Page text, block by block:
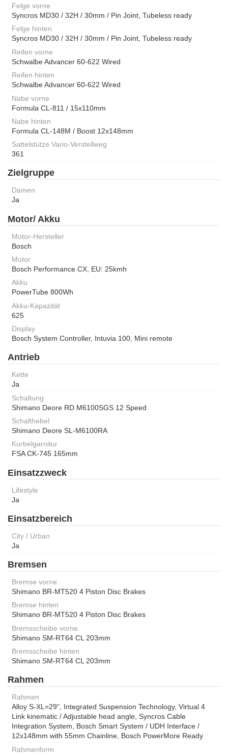
Felge vorne
Syncros MD30 / 32H / 30mm / Pin Joint, Tubeless ready
Felge hinten
Syncros MD30 / 32H / 30mm / Pin Joint, Tubeless ready
Reifen vorne
Schwalbe Advancer 60-622 Wired
Reifen hinten
Schwalbe Advancer 60-622 Wired
Nabe vorne
Formula CL-811 / 15x110mm
Nabe hinten
Formula CL-148M / Boost 12x148mm
Sattelstütze Vario-Verstellweg
361
Zielgruppe
Damen
Ja
Motor/ Akku
Motor-Hersteller
Bosch
Motor
Bosch Performance CX, EU: 25kmh
Akku
PowerTube 800Wh
Akku-Kapazität
625
Display
Bosch System Controller, Intuvia 100, Mini remote
Antrieb
Kette
Ja
Schaltung
Shimano Deore RD M6100SGS 12 Speed
Schalthebel
Shimano Deore SL-M6100RA
Kurbelgarnitur
FSA CK-745 165mm
Einsatzzweck
Lifestyle
Ja
Einsatzbereich
City / Urban
Ja
Bremsen
Bremse vorne
Shimano BR-MT520 4 Piston Disc Brakes
Bremse hinten
Shimano BR-MT520 4 Piston Disc Brakes
Bremsscheibe vorne
Shimano SM-RT64 CL 203mm
Bremsscheibe hinten
Shimano SM-RT64 CL 203mm
Rahmen
Rahmen
Alloy S-XL=29", Integrated Suspension Technology, Virtual 4
Link kinematic / Adjustable head angle, Syncros Cable
Integration System, Bosch Smart System / UDH Interface /
12x148mm with 55mm Chainline, Bosch PowerMore Ready
Rahmenform